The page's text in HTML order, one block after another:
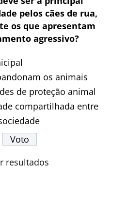
pelos cães de rua,
os que apresentam
agressivo?
os animais
de proteção animal
compartilhada entre
resultados